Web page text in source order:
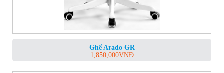
Ghế Arado GR
1,850,000VNĐ